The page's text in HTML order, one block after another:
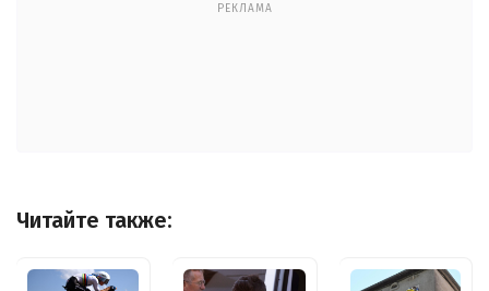
РЕКЛАМА
Читайте также: